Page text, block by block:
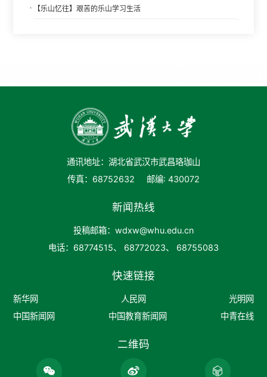
· 【乐山忆往】艰苦的乐山学习生活
通讯地址：湖北省武汉市武昌珞珈山
传真：68752632
邮编: 430072
新闻热线
投稿邮箱：wdxw@whu.edu.cn
电话：68774515、 68772023、 68755083
快速链接
新华网 人民网
光明网
中国新闻网
中国教育新闻网 中青在线
二维码